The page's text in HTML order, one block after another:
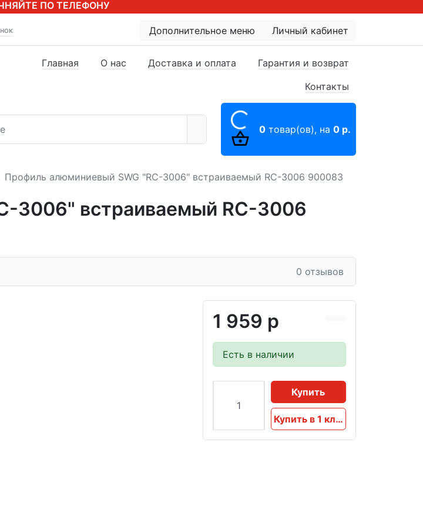
ПО ТЕЛЕФОНУ
Дополнительное меню Личный кабинет
Главная О нас Доставка и оплата
Гарантия и возврат
Контакты
0 товар(ов), на 0 р.
Профиль алюминиевый SWG "RC-3006" встраиваемый RC-3006 900083
3006" встраиваемый RC-3006
0 отзывов
1 959 р
Есть в наличии
Купить
Купить в 1 клик